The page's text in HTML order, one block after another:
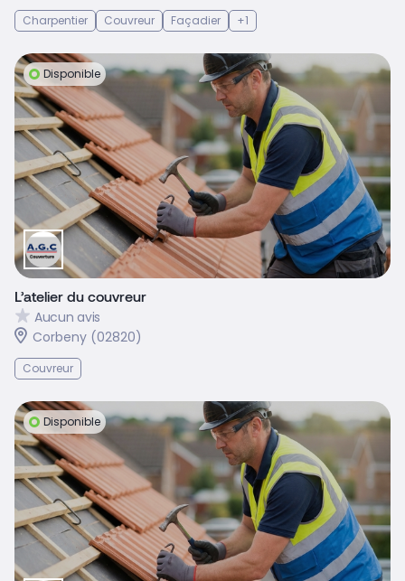
Charpentier
Couvreur Façadier +1
Disponible
L’atelier du couvreur
Aucun avis
Corbeny (02820)
Couvreur
Disponible